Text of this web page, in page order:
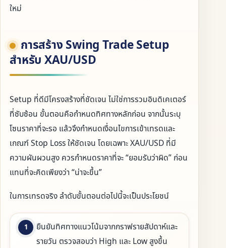
ใหม่
การสร้าง Swing Trade Setup
สำหรับ XAU/USD
Setup ที่ดีมีโครงสร้างที่ชัดเจน ไม่ใช่การรวมอินดิเคเตอร์
ที่ซับซ้อน ขั้นตอนคือกำหนดทิศทางหลักก่อน จากนั้นระบุ
โซนราคาที่จะรอ แล้วจึงกำหนดเงื่อนไขการเข้าเทรดและ
เกณฑ์ Stop Loss ให้ชัดเจน โดยเฉพาะ XAU/USD ที่มี
ความผันผวนสูง ควรกำหนดราคาที่จะ “ยอมรับว่าผิด” ก่อน
แทนที่จะคิดเพียงว่า “น่าจะขึ้น”
ในการเทรดจริง ลำดับขั้นตอนต่อไปนี้จะเป็นประโยชน์
ยืนยันทิศทางแนวโน้มจากกราฟรายสัปดาห์และ
รายวัน ตรวจสอบว่า High และ Low สูงขึ้น